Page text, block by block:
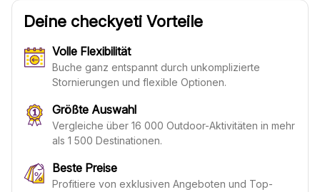
Deine checkyeti Vorteile
Volle Flexibilität
Buche ganz entspannt durch unkomplizierte
Stornierungen und flexible Optionen.
Größte Auswahl
Vergleiche über 16 000 Outdoor-Aktivitäten in mehr
als 1 500 Destinationen.
Beste Preise
Profitiere von exklusiven Angeboten und Top-